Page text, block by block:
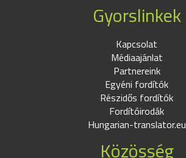
Gyorslinkek
Kapcsolat
Médiaajánlat
Partnereink
Egyéni fordítók
Részidős fordítók
Fordítóirodák
Hungarian-translator.eu
Közösség